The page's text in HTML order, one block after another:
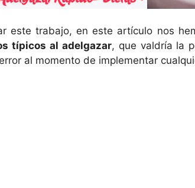
este trabajo, en este artículo nos
típicos al adelgazar, que valdría la
al momento de implementar